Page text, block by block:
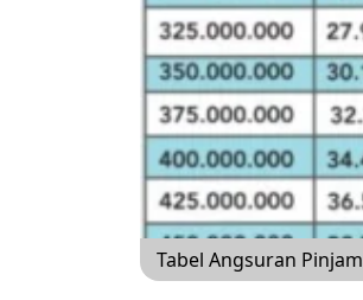
Tabel Angsuran